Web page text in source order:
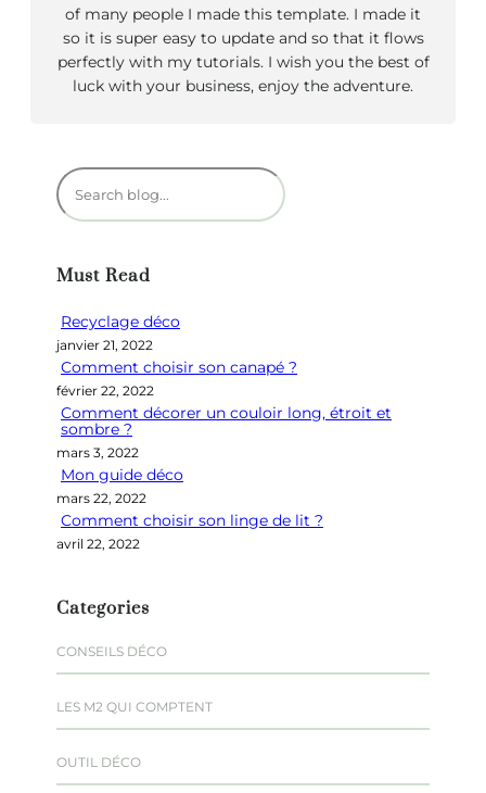
of many people I made this template. I made it
so it is super easy to update and so that it flows
perfectly with my tutorials. I wish you the best of
luck with your business, enjoy the adventure.
R
e
e
c
h
e
Must Read
Recyclage déco
janvier 21, 2022
Comment choisir son canapé ?
février 22, 2022
Comment décorer un couloir long, étroit et
sombre ?
mars 3, 2022
Mon guide déco
mars 22, 2022
Comment choisir son linge de lit ?
avril 22, 2022
Categories
CONSEILS DÉCO
LES M2 QUI COMPTENT
OUTIL DÉCO